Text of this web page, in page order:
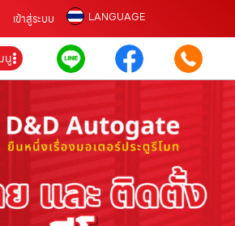
เข้าสู่ระบบ LANGUAGE
นู